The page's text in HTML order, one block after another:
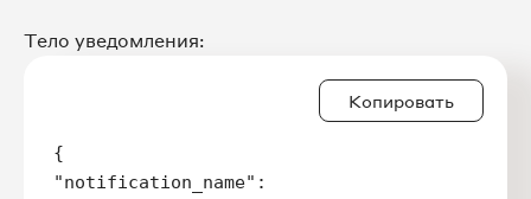
Тело уведомления:
Копировать
{
"notification_name":